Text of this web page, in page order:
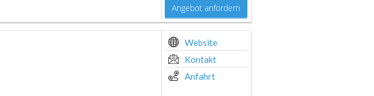
Angebot anfordern
Website
Kontakt
Anfahrt